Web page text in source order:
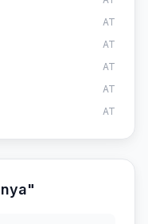
AT
AT
AT
AT
AT
nya"